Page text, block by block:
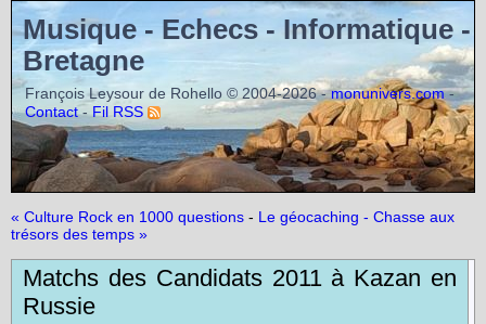
Musique - Echecs - Informatique -
Bretagne
François Leysour de Rohello © 2004-2026 -monunivers.com-
Contact-Fil RSS
« Culture Rock en 1000 questions - Le géocaching - Chasse aux
trésors des temps »
Matchs des Candidats 2011 à Kazan en
Russie